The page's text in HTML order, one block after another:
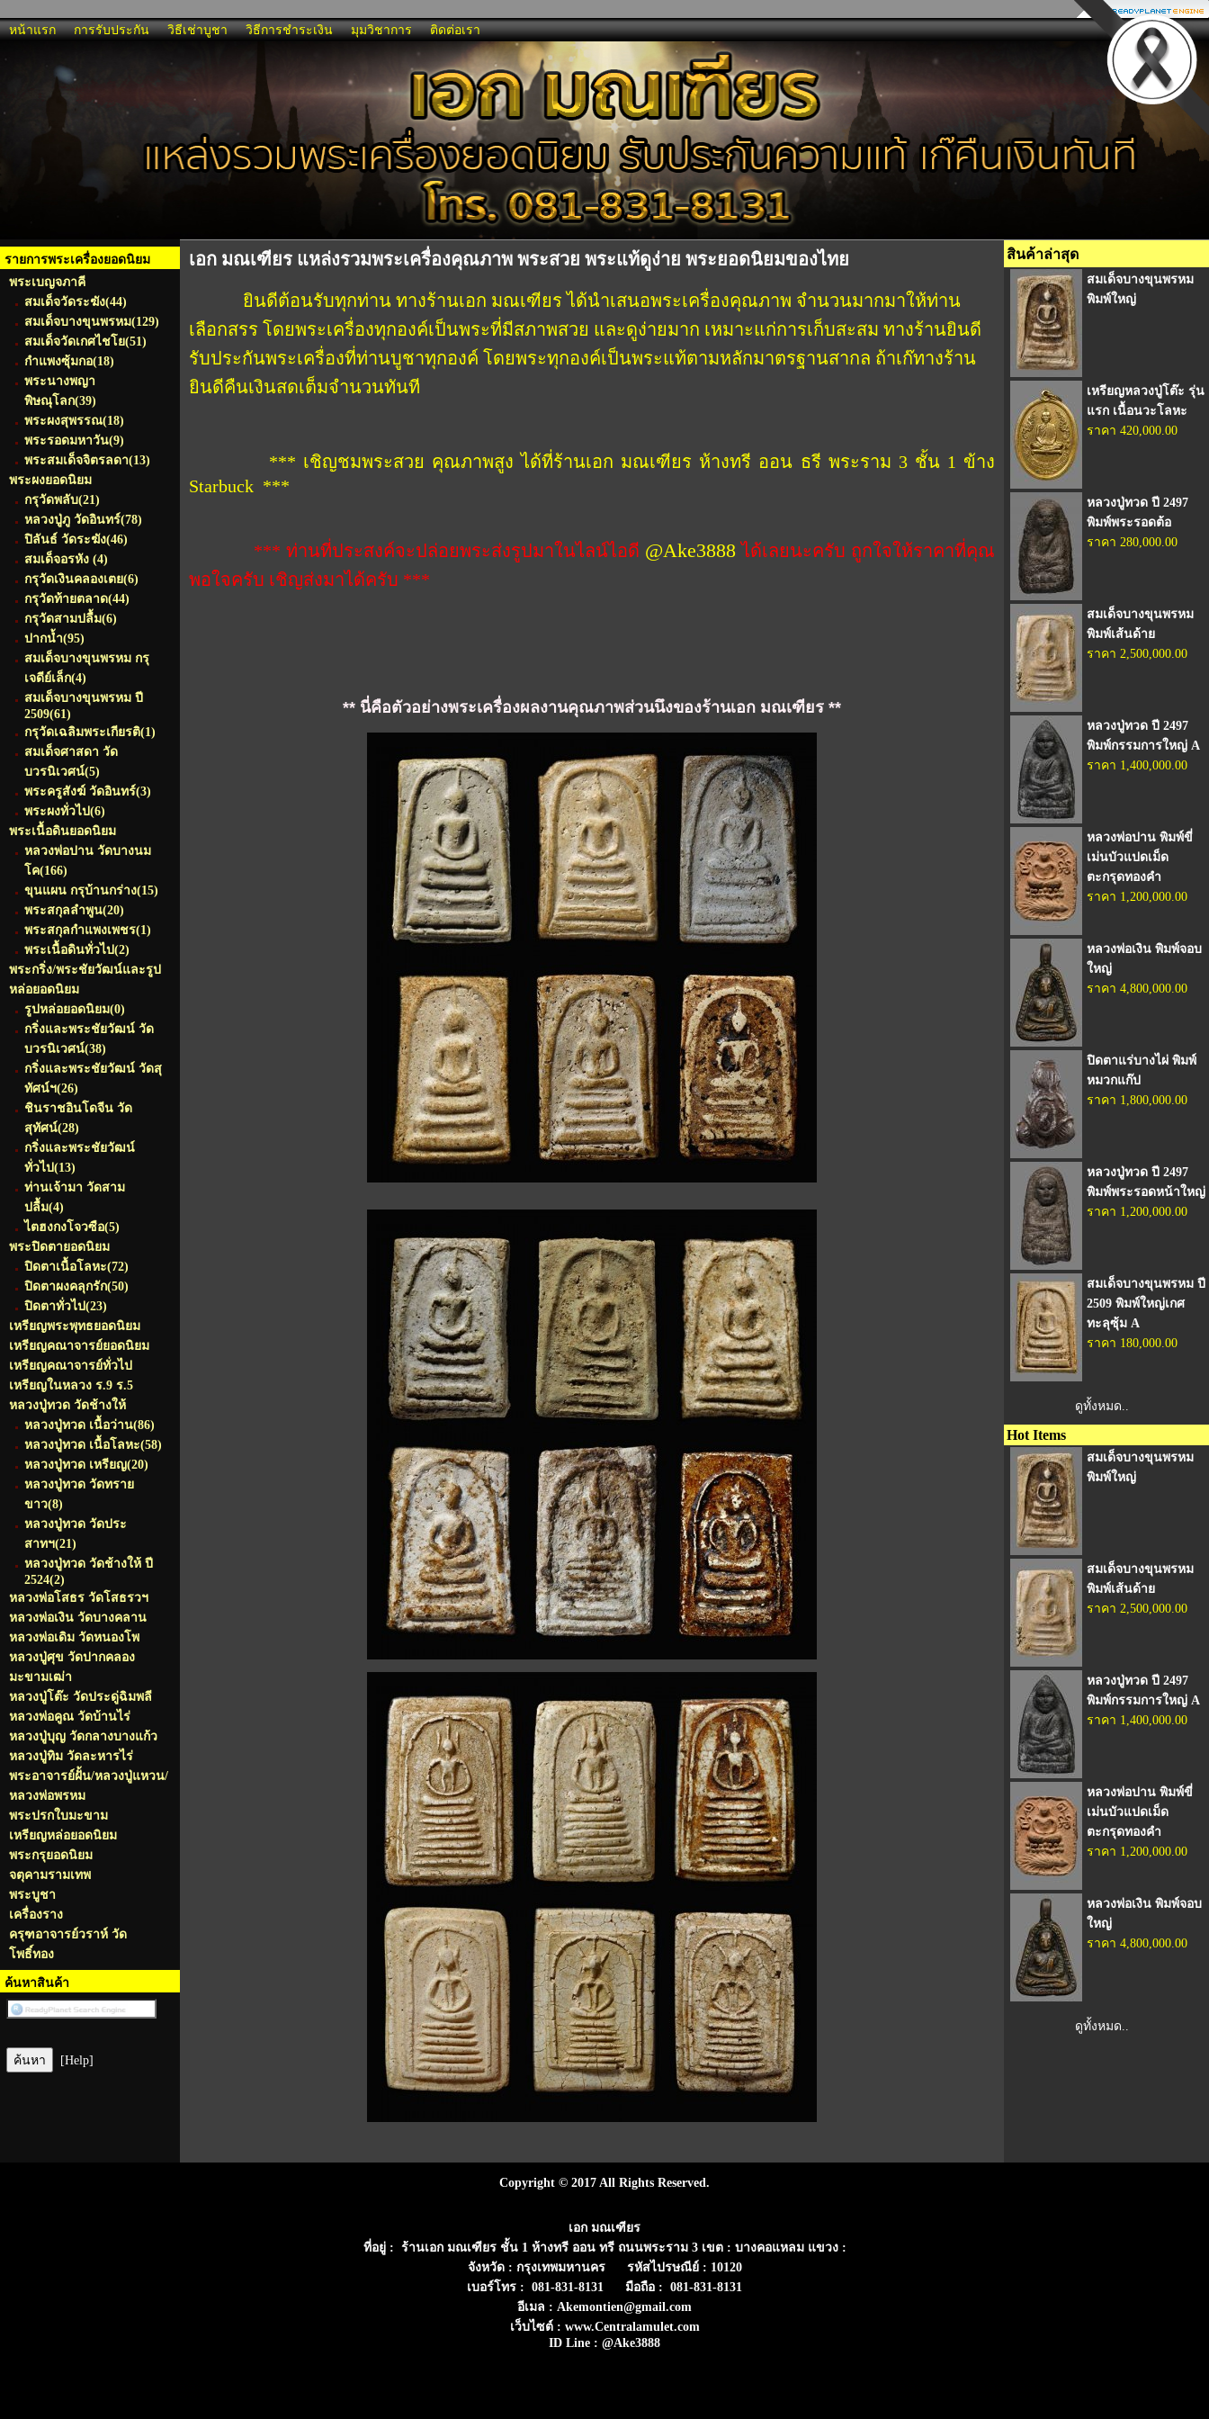
หน้าแรก การรับประกัน วิธีเช่าบูชา วิธีการชำระเงิน มุมวิชาการ ติดต่อเรา
รายการพระเครื่องยอดนิยม
พระเบญจภาคี
สมเด็จวัดระฆัง(44)
สมเด็จบางขุนพรหม(129)
สมเด็จวัดเกศไชโย(51)
กำแพงซุ้มกอ(18)
พระนางพญา
พิษณุโลก(39)
พระผงสุพรรณ(18)
พระรอดมหาวัน(9)
พระสมเด็จจิตรลดา(13)
พระผงยอดนิยม
กรุวัดพลับ(21)
หลวงปู่ภู วัดอินทร์(78)
ปิลันธ์ วัดระฆัง(46)
สมเด็จอรหัง (4)
กรุวัดเงินคลองเตย(6)
กรุวัดท้ายตลาด(44)
กรุวัดสามปลื้ม(6)
ปากน้ำ(95)
สมเด็จบางขุนพรหม กรุ
เจดีย์เล็ก(4)
สมเด็จบางขุนพรหม ปี
2509(61)
กรุวัดเฉลิมพระเกียรติ(1)
สมเด็จศาสดา วัด
บวรนิเวศน์(5)
พระครูสังฆ์ วัดอินทร์(3)
พระผงทั่วไป(6)
พระเนื้อดินยอดนิยม
หลวงพ่อปาน วัดบางนม
โค(166)
ขุนแผน กรุบ้านกร่าง(15)
พระสกุลลำพูน(20)
พระสกุลกำแพงเพชร(1)
พระเนื้อดินทั่วไป(2)
พระกริ่ง/พระชัยวัฒน์และรูป
หล่อยอดนิยม
รูปหล่อยอดนิยม(0)
กริ่งและพระชัยวัฒน์ วัด
บวรนิเวศน์(38)
กริ่งและพระชัยวัฒน์ วัดสุ
ทัศน์ฯ(26)
ชินราชอินโดจีน วัด
สุทัศน์(28)
กริ่งและพระชัยวัฒน์
ทั่วไป(13)
ท่านเจ้ามา วัดสาม
ปลื้ม(4)
ไตฮงกงโจวซือ(5)
พระปิดตายอดนิยม
ปิดตาเนื้อโลหะ(72)
ปิดตาผงคลุกรัก(50)
ปิดตาทั่วไป(23)
เหรียญพระพุทธยอดนิยม
เหรียญคณาจารย์ยอดนิยม
เหรียญคณาจารย์ทั่วไป
เหรียญในหลวง ร.9 ร.5
หลวงปู่ทวด วัดช้างให้
หลวงปู่ทวด เนื้อว่าน(86)
หลวงปู่ทวด เนื้อโลหะ(58)
หลวงปู่ทวด เหรียญ(20)
หลวงปู่ทวด วัดทราย
ขาว(8)
หลวงปู่ทวด วัดประ
สาทฯ(21)
หลวงปู่ทวด วัดช้างให้ ปี
2524(2)
หลวงพ่อโสธร วัดโสธรวฯ
หลวงพ่อเงิน วัดบางคลาน
หลวงพ่อเดิม วัดหนองโพ
หลวงปู่ศุข วัดปากคลอง
มะขามเฒ่า
หลวงปู่โต๊ะ วัดประดู่ฉิมพลี
หลวงพ่อคูณ วัดบ้านไร่
หลวงปู่บุญ วัดกลางบางแก้ว
หลวงปู่ทิม วัดละหารไร่
พระอาจารย์ฝั้น/หลวงปู่แหวน/
หลวงพ่อพรหม
พระปรกใบมะขาม
เหรียญหล่อยอดนิยม
พระกรุยอดนิยม
จตุคามรามเทพ
พระบูชา
เครื่องราง
ครุฑอาจารย์วราห์ วัด
โพธิ์ทอง
ค้นหาสินค้า
[Help]
เอก มณเฑียร แหล่งรวมพระเครื่องคุณภาพ พระสวย พระแท้ดูง่าย พระยอดนิยมของไทย
ยินดีต้อนรับทุกท่าน ทางร้านเอก มณเฑียร ได้นำเสนอพระเครื่องคุณภาพ จำนวนมากมาให้ท่าน
เลือกสรร โดยพระเครื่องทุกองค์เป็นพระที่มีสภาพสวย และดูง่ายมาก เหมาะแก่การเก็บสะสม ทางร้านยินดี
รับประกันพระเครื่องที่ท่านบูชาทุกองค์ โดยพระทุกองค์เป็นพระแท้ตามหลักมาตรฐานสากล ถ้าเก๊ทางร้าน
ยินดีคืนเงินสดเต็มจำนวนทันที
*** เชิญชมพระสวย คุณภาพสูง ได้ที่ร้านเอก มณเฑียร ห้างทรี ออน ธรี พระราม 3 ชั้น 1 ข้าง
Starbuck ***
*** ท่านที่ประสงค์จะปล่อยพระส่งรูปมาในไลน์ไอดี @Ake3888 ได้เลยนะครับ ถูกใจให้ราคาที่คุณ
พอใจครับ เชิญส่งมาได้ครับ ***
** นี่คือตัวอย่างพระเครื่องผลงานคุณภาพส่วนนึงของร้านเอก มณเฑียร **
สินค้าล่าสุด
สมเด็จบางขุนพรหม
พิมพ์ใหญ่
เหรียญหลวงปู่โต๊ะ รุ่น
แรก เนื้อนวะโลหะ
ราคา 420,000.00
หลวงปู่ทวด ปี 2497
พิมพ์พระรอดต้อ
ราคา 280,000.00
สมเด็จบางขุนพรหม
พิมพ์เส้นด้าย
ราคา 2,500,000.00
หลวงปู่ทวด ปี 2497
พิมพ์กรรมการใหญ่ A
ราคา 1,400,000.00
หลวงพ่อปาน พิมพ์ขี่
เม่นบัวแปดเม็ด
ตะกรุดทองคำ
ราคา 1,200,000.00
หลวงพ่อเงิน พิมพ์จอบ
ใหญ่
ราคา 4,800,000.00
ปิดตาแร่บางไผ่ พิมพ์
หมวกแก๊ป
ราคา 1,800,000.00
หลวงปู่ทวด ปี 2497
พิมพ์พระรอดหน้าใหญ่
ราคา 1,200,000.00
สมเด็จบางขุนพรหม ปี
2509 พิมพ์ใหญ่เกศ
ทะลุซุ้ม A
ราคา 180,000.00
ดูทั้งหมด..
Hot Items
สมเด็จบางขุนพรหม
พิมพ์ใหญ่
สมเด็จบางขุนพรหม
พิมพ์เส้นด้าย
ราคา 2,500,000.00
หลวงปู่ทวด ปี 2497
พิมพ์กรรมการใหญ่ A
ราคา 1,400,000.00
หลวงพ่อปาน พิมพ์ขี่
เม่นบัวแปดเม็ด
ตะกรุดทองคำ
ราคา 1,200,000.00
หลวงพ่อเงิน พิมพ์จอบ
ใหญ่
ราคา 4,800,000.00
ดูทั้งหมด..
Copyright © 2017 All Rights Reserved.
เอก มณเฑียร
ที่อยู่ : ร้านเอก มณเฑียร ชั้น 1 ห้างทรี ออน ทรี ถนนพระราม 3 เขต : บางคอแหลม แขวง :
จังหวัด : กรุงเทพมหานคร รหัสไปรษณีย์ : 10120
เบอร์โทร : 081-831-8131 มือถือ : 081-831-8131
อีเมล : Akemontien@gmail.com
เว็บไซต์ : www.Centralamulet.com
ID Line : @Ake3888